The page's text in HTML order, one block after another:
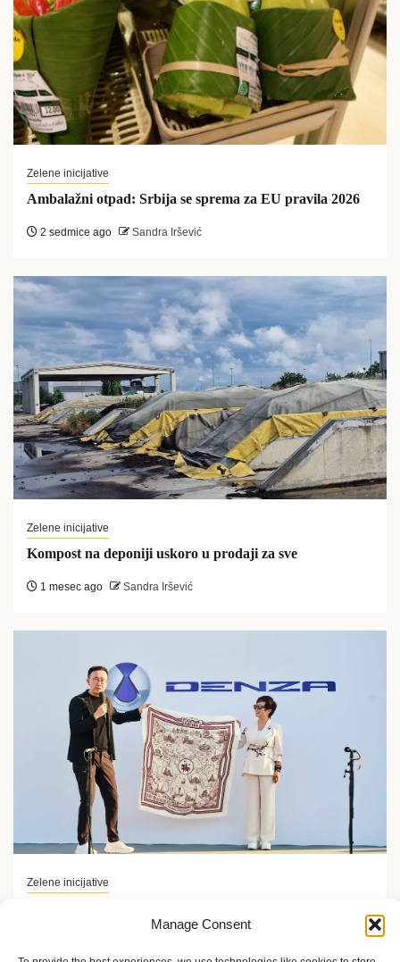
Manage Consent
Zelene inicijative
Ambalažni otpad: Srbija se sprema za EU pravila 2026
2 sedmice ago Sandra Iršević
Zelene inicijative
Kompost na deponiji uskoro u prodaji za sve
1 mesec ago Sandra Iršević
Zelene inicijative
2 meseca ago Sandra Iršević